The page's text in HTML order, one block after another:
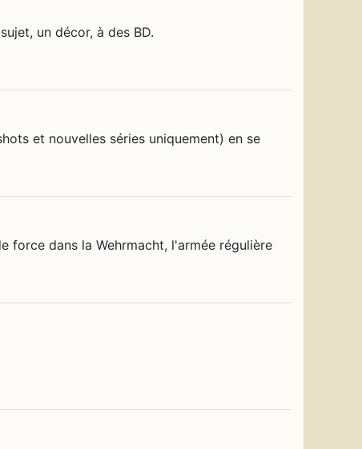
un décor, à des BD.
et nouvelles séries uniquement) en se
force dans la Wehrmacht, l'armée régulière